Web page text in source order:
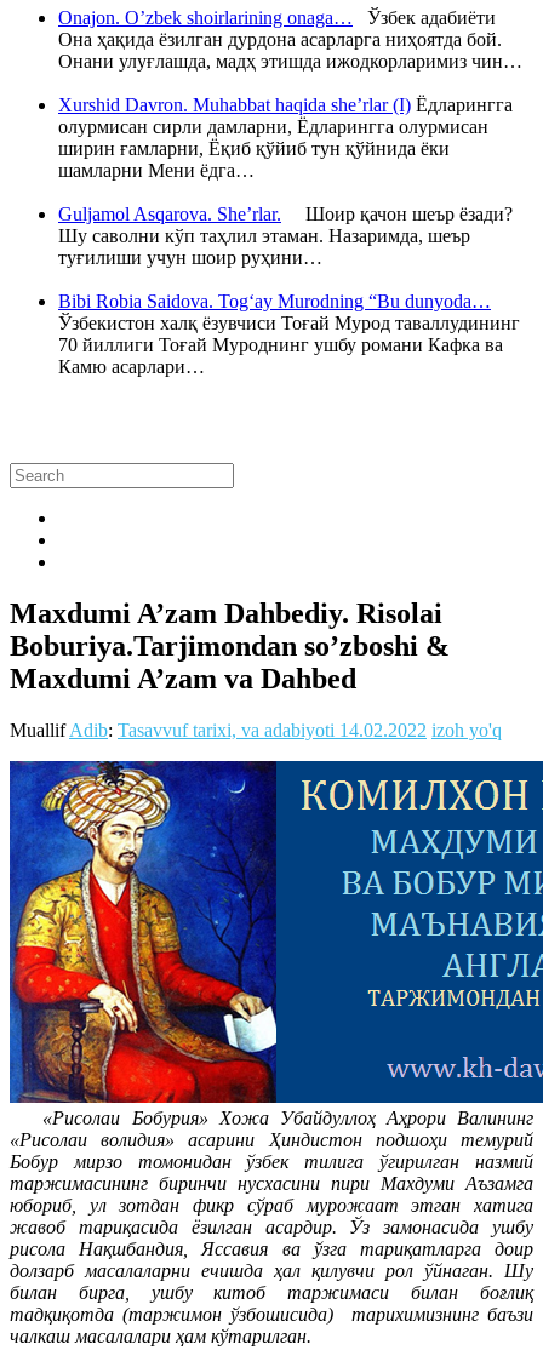
Onajon. O’zbek shoirlarining onaga… Ўзбек адабиёти
Она ҳақида ёзилган дурдона асарларга ниҳоятда бой.
Онани улуғлашда, мадҳ этишда ижодкорларимиз чин…
Xurshid Davron. Muhabbat haqida she’rlar (I) Ёдларингга
олурмисан сирли дамларни, Ёдларингга олурмисан
ширин ғамларни, Ёқиб қўйиб тун қўйнида ёки
шамларни Мени ёдга…
Guljamol Asqarova. She’rlar. Шоир қачон шеър ёзади?
Шу саволни кўп таҳлил этаман. Назаримда, шеър
туғилиши учун шоир руҳини…
Bibi Robia Saidova. Tog‘ay Murodning “Bu dunyoda…
Ўзбекистон халқ ёзувчиси Тоғай Мурод таваллудининг
70 йиллиги Тоғай Муроднинг ушбу романи Кафка ва
Камю асарлари…
Maxdumi A’zam Dahbediy. Risolai
Boburiya.Tarjimondan so’zboshi &
Maxdumi A’zam va Dahbed
MuallifAdib: Tasavvuf tarixi, va adabiyoti 14.02.2022 izoh yo'q
«Рисолаи Бобурия» Хожа Убайдуллоҳ Аҳрори Валининг
«Рисолаи волидия» асарини Ҳиндистон подшоҳи темурий
Бобур мирзо томонидан ўзбек тилига ўгирилган назмий
таржимасининг биринчи нусхасини пири Махдуми Аъзамга
юбориб, ул зотдан фикр сўраб мурожаат этган хатига
жавоб тариқасида ёзилган асардир. Ўз замонасида ушбу
рисола Нақшбандия, Яссавия ва ўзга тариқатларга доир
долзарб масалаларни ечишда ҳал қилувчи рол ўйнаган. Шу
билан бирга, ушбу китоб таржимаси билан боғлиқ
тадқиқотда (таржимон ўзбошисида) тарихимизнинг баъзи
чалкаш масалалари ҳам кўтарилган.